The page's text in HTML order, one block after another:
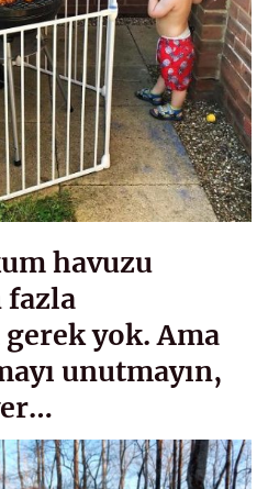
havuzu
fazla
yok. Ama
unutmayın,